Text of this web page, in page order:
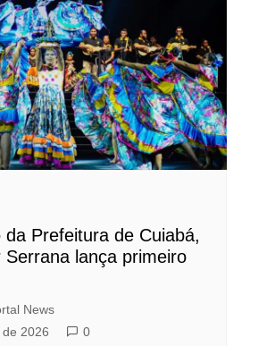
da Prefeitura de Cuiabá,
Serrana lança primeiro
News
2026
0